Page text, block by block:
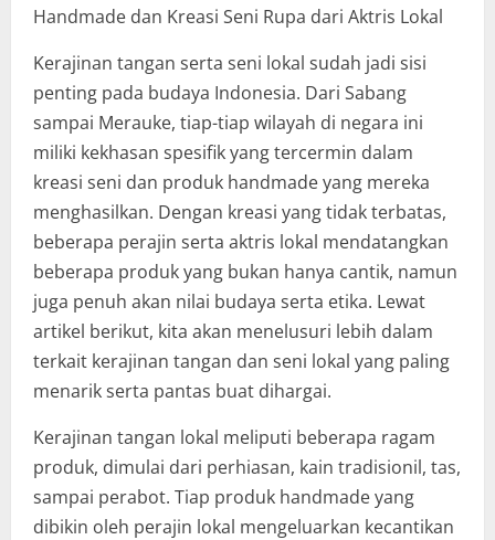
Handmade dan Kreasi Seni Rupa dari Aktris Lokal
Kerajinan tangan serta seni lokal sudah jadi sisi
penting pada budaya Indonesia. Dari Sabang
sampai Merauke, tiap-tiap wilayah di negara ini
miliki kekhasan spesifik yang tercermin dalam
kreasi seni dan produk handmade yang mereka
menghasilkan. Dengan kreasi yang tidak terbatas,
beberapa perajin serta aktris lokal mendatangkan
beberapa produk yang bukan hanya cantik, namun
juga penuh akan nilai budaya serta etika. Lewat
artikel berikut, kita akan menelusuri lebih dalam
terkait kerajinan tangan dan seni lokal yang paling
menarik serta pantas buat dihargai.
Kerajinan tangan lokal meliputi beberapa ragam
produk, dimulai dari perhiasan, kain tradisionil, tas,
sampai perabot. Tiap produk handmade yang
dibikin oleh perajin lokal mengeluarkan kecantikan